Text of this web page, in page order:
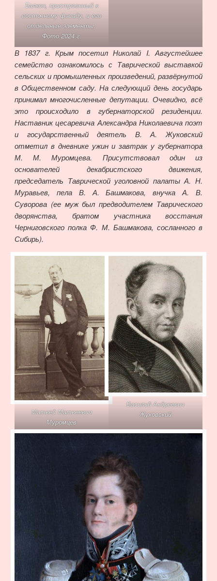
Балкон, пристроенный к
восточному фасаду, и его
отдельные элементы.
Фото 2024 г.
В 1837 г. Крым посетил Николай I. Августейшее
семейство ознакомилось с Таврической выставкой
сельских и промышленных произведений, развёрнутой
в Общественном саду. На следующий день государь
принимал многочисленные депутации. Очевидно, всё
это происходило в губернаторской резиденции.
Наставник цесаревича Александра Николаевича поэт
и государственный деятель В. А. Жуковский
отметил в дневнике ужин и завтрак у губернатора
М. М. Муромцева. Присутствовал один из
основателей декабристского движения,
председатель Таврической уголовной палаты А. Н.
Муравьев, пела В. А. Башмакова, внучка А. В.
Суворова (ее муж был предводителем Таврического
дворянства, братом участника восстания
Черниговского полка Ф. М. Башмакова, сосланного в
Сибирь).
Матвей Матвеевич
Муромцев
Василий Андреевич
Жуковский